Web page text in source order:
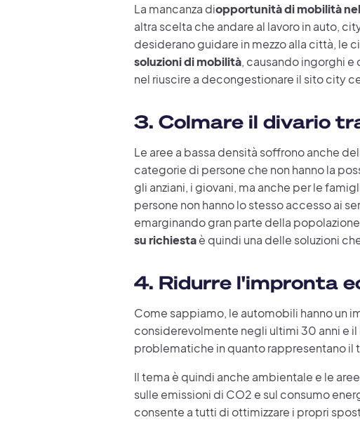
La mancanza diopportunità di mobilità
altra scelta che andare al lavoro in auto,
desiderano guidare in mezzo alla città, le
soluzioni di mobilità, causando ingorghi
nel riuscire a decongestionare il sito city
3. Colmare il divario
Le aree a bassa densità soffrono anche
categorie di persone che non hanno la
gli anziani, i giovani, ma anche per le
persone non hanno lo stesso accesso ai
emarginando gran parte della
su richiestaè quindi una delle soluzioni
4. Ridurre l'impronta
Come sappiamo, le automobili hanno un
considerevolmente negli ultimi 30 anni e
problematiche in quanto rappresentano
Il tema è quindi anche ambientale e le
sulle emissioni di CO2 e sul consumo
consente a tutti di ottimizzare i propri